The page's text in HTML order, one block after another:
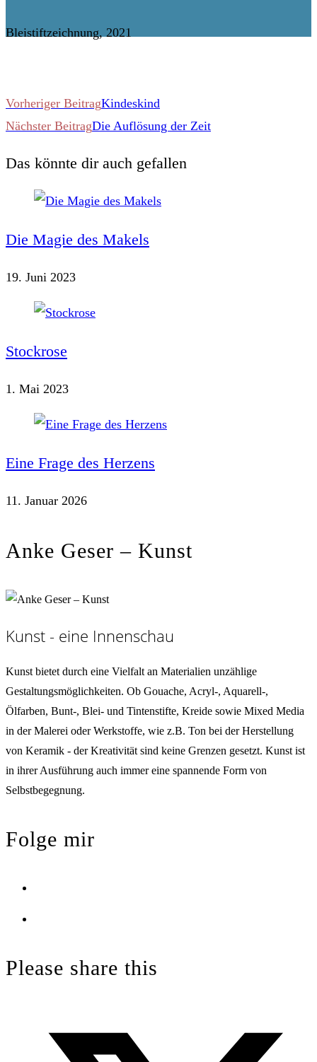
Bleistiftzeichnung, 2021
Weitere
ansehen
Vorheriger BeitragKindeskind
Nächster BeitragDie Auflösung der Zeit
Das könnte dir auch gefallen
Die Magie des Makels
19. Juni 2023
Stockrose
1. Mai 2023
Eine Frage des Herzens
11. Januar 2026
Anke Geser – Kunst
Kunst - eine Innenschau
Kunst bietet durch eine Vielfalt an Materialien unzählige
Gestaltungsmöglichkeiten. Ob Gouache, Acryl-, Aquarell-,
Ölfarben, Bunt-, Blei- und Tintenstifte, Kreide sowie Mixed Media
in der Malerei oder Werkstoffe, wie z.B. Ton bei der Herstellung
von Keramik - der Kreativität sind keine Grenzen gesetzt. Kunst ist
in ihrer Ausführung auch immer eine spannende Form von
Selbstbegegnung.
Folge mir
tab
new
Please share this